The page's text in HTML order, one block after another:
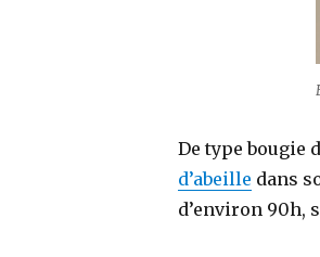
De type bougie
d’abeille dans
d’environ 90h,